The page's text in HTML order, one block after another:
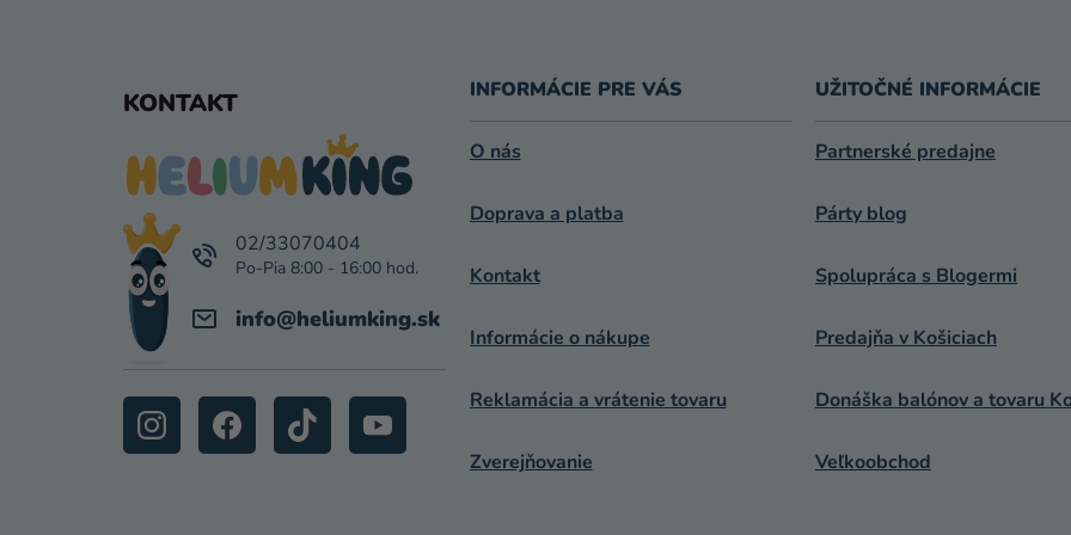
KONTAKT
info@heliumking.sk
02/33070404
INFORMÁCIE PRE VÁS
O nás
Doprava a platba
Kontakt
Informácie o nákupe
Reklamácia a vrátenie tovaru
Zverejňovanie
UŽITOČNÉ INFORMÁCIE
Partnerské predajne
Párty blog
Spolupráca s Blogermi
Predajňa v Košiciach
Donáška balónov a tovaru
Veľkoobchod